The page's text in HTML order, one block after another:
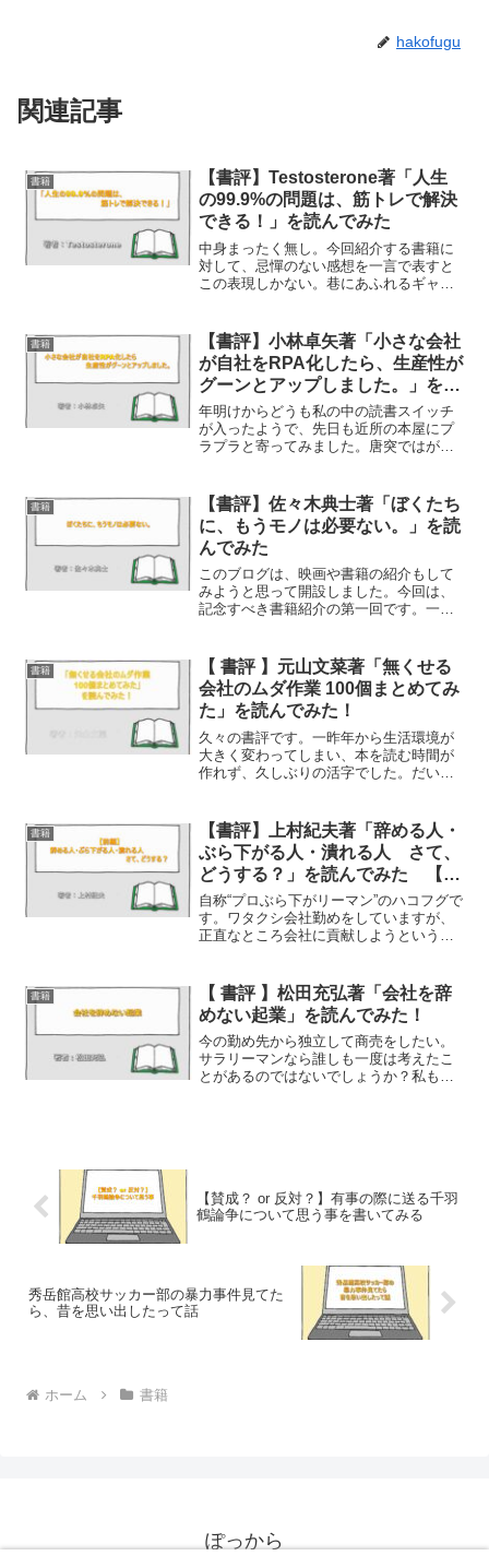
hakofugu
関連記事
書籍
【書評】Testosterone著「人生
の99.9%の問題は、筋トレで解決
できる！」を読んでみた
中身まったく無し。今回紹介する書籍に
対して、忌憚のない感想を一言で表すと
この表現しかない。巷にあふれるギャグ
に話したくなるような知識もつきませ
ん。ただ、妙に清々しい気持ち...
書籍
【書評】小林卓矢著「小さな会社
が自社をRPA化したら、生産性が
グーンとアップしました。」を読
んでみた。
年明けからどうも私の中の読書スイッチ
が入ったようで、先日も近所の本屋にプ
ラプラと寄ってみました。唐突ではが、
者ではあるんですが、それだけではなく
生産設備の導入や維持・管...
書籍
【書評】佐々木典士著「ぼくたち
に、もうモノは必要ない。」を読
んでみた
このブログは、映画や書籍の紹介もして
みようと思って開設しました。今回は、
記念すべき書籍紹介の第一回です。一応
くつもりです。youtubeなどでは、本の要
約をしている動画...
書籍
【 書評 】元山文菜著「無くせる
会社のムダ作業 100個まとめてみ
た」を読んでみた！
久々の書評です。一昨年から生活環境が
大きく変わってしまい、本を読む時間が
作れず、久しぶりの活字でした。だいぶ
すが、それもおちついたので家での時間
を好きな事に費やしてます...
書籍
【書評】上村紀夫著「辞める人・
ぶら下がる人・潰れる人 さて、
どうする？」を読んでみた 【前
編】
自称“プロぶら下がリーマン”のハコフグで
す。ワタクシ会社勤めをしていますが、
正直なところ会社に貢献しようという気
ことなく平穏に一日を過ごせるかを考え
て会社に居座っていま...
書籍
【 書評 】松田充弘著「会社を辞
めない起業」を読んでみた！
今の勤め先から独立して商売をしたい。
サラリーマンなら誰しも一度は考えたこ
とがあるのではないでしょうか？私も、
【賛成？ or 反対？】有事の際に送る千羽
鶴論争について思う事を書いてみる
秀岳館高校サッカー部の暴力事件見てた
ら、昔を思い出したって話
ホーム 書籍
ぽっから